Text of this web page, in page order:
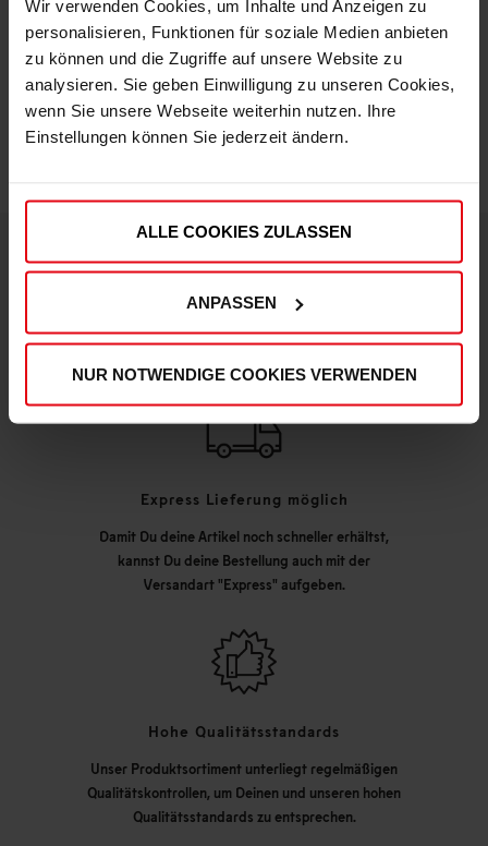
Wir verwenden Cookies, um Inhalte und Anzeigen zu
personalisieren, Funktionen für soziale Medien anbieten
zu können und die Zugriffe auf unsere Website zu
analysieren. Sie geben Einwilligung zu unseren Cookies,
wenn Sie unsere Webseite weiterhin nutzen. Ihre
Einstellungen können Sie jederzeit ändern.
ALLE COOKIES ZULASSEN
ANPASSEN
NUR NOTWENDIGE COOKIES VERWENDEN
IN DEN WARENKORB
DEINE VORTEILE IN UNSEREM SHOP
Express Lieferung möglich
Damit Du deine Artikel noch schneller erhältst,
kannst Du deine Bestellung auch mit der
Versandart "Express" aufgeben.
Hohe Qualitätsstandards
Unser Produktsortiment unterliegt regelmäßigen
Qualitätskontrollen, um Deinen und unseren hohen
Qualitätsstandards zu entsprechen.